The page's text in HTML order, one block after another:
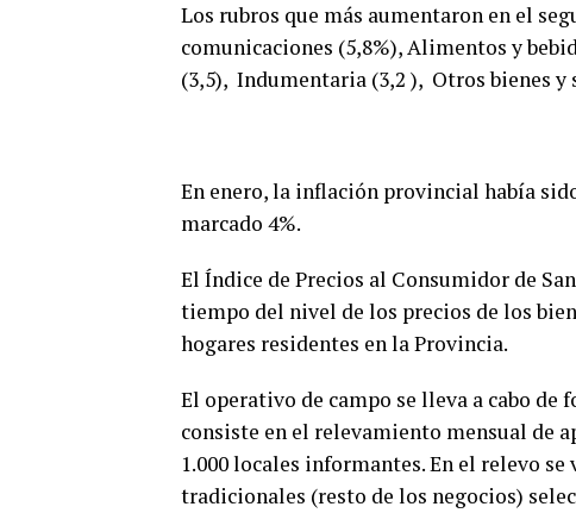
Los rubros que más aumentaron en el
comunicaciones (5,8%), Alimentos y
(3,5), Indumentaria (3,2 ), Otros bienes y
En enero, la inflación provincial había
marcado 4%.
El Índice de Precios al Consumidor de
tiempo del nivel de los precios de los
hogares residentes en la Provincia.
El operativo de campo se lleva a cabo de
consiste en el relevamiento mensual de
1.000 locales informantes. En el relevo
tradicionales (resto de los negocios)